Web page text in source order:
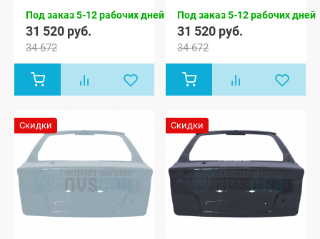
Под заказ 5-12 рабочих дней
31 520 руб.
34 672
Под заказ 5-12 рабочих дней
31 520 руб.
34 672
Скидки Скидки